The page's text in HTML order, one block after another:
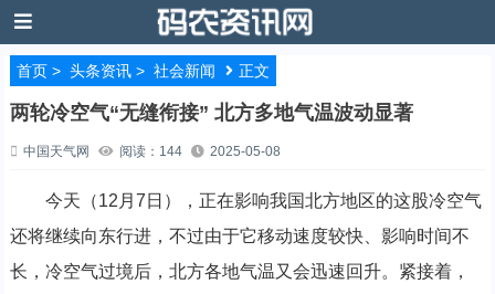
首页> 头条资讯> 社会新闻 正文
两轮冷空气“无缝衔接” 北方多地气温波动显著
中国天气网 阅读：144 2025-05-08
今天（12月7日），正在影响我国北方地区的这股冷空气
还将继续向东行进，不过由于它移动速度较快、影响时间不
长，冷空气过境后，北方各地气温又会迅速回升。紧接着，